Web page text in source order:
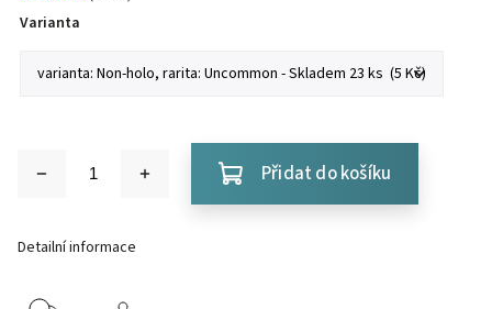
Varianta
Přidat do košíku
Detailní informace